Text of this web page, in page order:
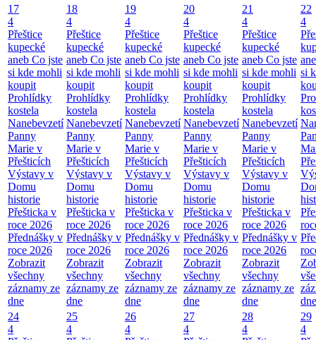
17
4
Přeštice
kupecké
aneb Co jste
si kde mohli
koupit
Prohlídky
kostela
Nanebevzetí
Panny
Marie v
Přešticích
Výstavy v
Domu
historie
Přešticka v
roce 2026
Přednášky v
roce 2026
Zobrazit
všechny
záznamy ze
dne
18
4
Přeštice
kupecké
aneb Co jste
si kde mohli
koupit
Prohlídky
kostela
Nanebevzetí
Panny
Marie v
Přešticích
Výstavy v
Domu
historie
Přešticka v
roce 2026
Přednášky v
roce 2026
Zobrazit
všechny
záznamy ze
dne
19
4
Přeštice
kupecké
aneb Co jste
si kde mohli
koupit
Prohlídky
kostela
Nanebevzetí
Panny
Marie v
Přešticích
Výstavy v
Domu
historie
Přešticka v
roce 2026
Přednášky v
roce 2026
Zobrazit
všechny
záznamy ze
dne
20
4
Přeštice
kupecké
aneb Co jste
si kde mohli
koupit
Prohlídky
kostela
Nanebevzetí
Panny
Marie v
Přešticích
Výstavy v
Domu
historie
Přešticka v
roce 2026
Přednášky v
roce 2026
Zobrazit
všechny
záznamy ze
dne
21
4
Přeštice
kupecké
aneb Co jste
si kde mohli
koupit
Prohlídky
kostela
Nanebevzetí
Panny
Marie v
Přešticích
Výstavy v
Domu
historie
Přešticka v
roce 2026
Přednášky v
roce 2026
Zobrazit
všechny
záznamy ze
dne
22
4
si
dne
24
4
25
4
26
4
27
4
28
4
29
4